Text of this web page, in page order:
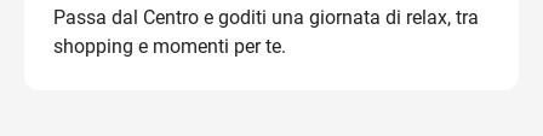
Passa dal Centro e goditi una giornata di relax, tra
shopping e momenti per te.